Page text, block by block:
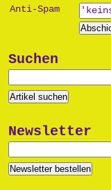
Anti-Spam
Suchen
Newsletter